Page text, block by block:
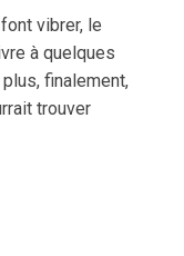
vibrer, le
à quelques
finalement,
trouver